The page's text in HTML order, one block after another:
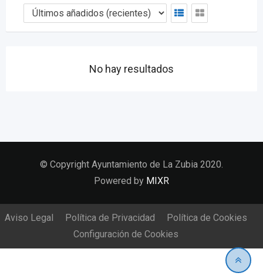
No hay resultados
© Copyright Ayuntamiento de La Zubia 2020.
Powered by MIXR
Aviso Legal Política de Privacidad
Política de Cookies
Configuración de Cookies